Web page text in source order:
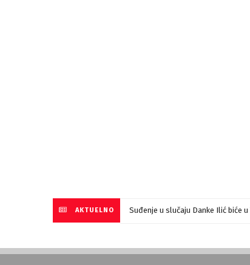
AKTUELNO Suđenje u slučaju Danke Ilić biće